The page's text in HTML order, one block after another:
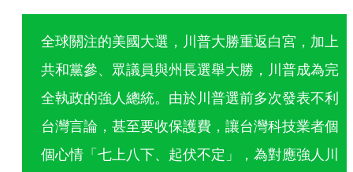
全球關注的美國大選，川普大勝重返白宮，加上
共和黨參、眾議員與州長選舉大勝，川普成為完
全執政的強人總統。由於川普選前多次發表不利
台灣言論，甚至要收保護費，讓台灣科技業者個
個心情「七上八下、起伏不定」，為對應強人川